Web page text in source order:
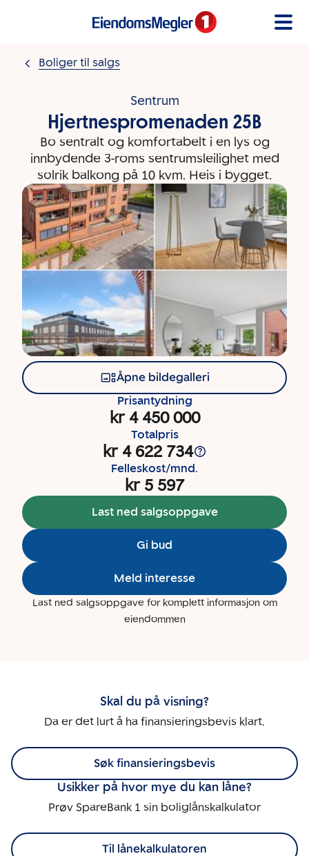
Boliger til salgs
Sentrum
Hjertnespromenaden 25B
Bo sentralt og komfortabelt i en lys og
innbydende 3-roms sentrumsleilighet med
solrik balkong på 10 kvm. Heis i bygget.
Åpne bildegalleri
Prisantydning
kr 4 450 000
Totalpris
kr 4 622 734
Felleskost/mnd.
kr 5 597
Last ned salgsoppgave
Gi bud
Meld interesse
Last ned salgsoppgave for komplett informasjon om
eiendommen
Skal du på visning?
Da er det lurt å ha finansieringsbevis klart.
Søk finansieringsbevis
Usikker på hvor mye du kan låne?
Prøv SpareBank 1 sin boliglånskalkulator
Til lånekalkulatoren